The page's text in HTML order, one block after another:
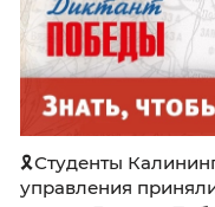
30 апреля 2026
История,
участники